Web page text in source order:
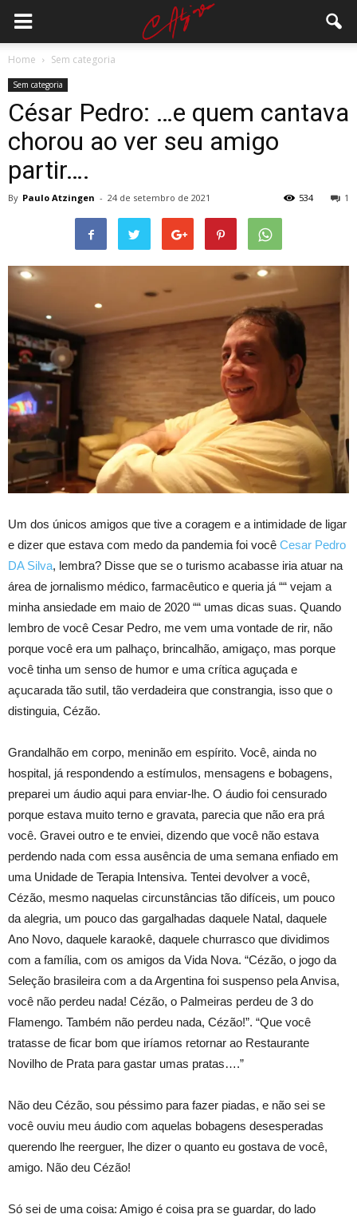
Home Sem categoria
Sem categoria
César Pedro: …e quem cantava
chorou ao ver seu amigo
partir….
By Paulo Atzingen - 24 de setembro de 2021 1
534
Um dos únicos amigos que tive a coragem e a intimidade de ligar
e dizer que estava com medo da pandemia foi você Cesar Pedro
DA Silva, lembra? Disse que se o turismo acabasse iria atuar na
área de jornalismo médico, farmacêutico e queria já ““ vejam a
minha ansiedade em maio de 2020 ““ umas dicas suas. Quando
lembro de você Cesar Pedro, me vem uma vontade de rir, não
porque você era um palhaço, brincalhão, amigaço, mas porque
você tinha um senso de humor e uma crí­tica aguçada e
açucarada tão sutil, tão verdadeira que constrangia, isso que o
distinguia, Cézão.
Grandalhão em corpo, meninão em espí­rito. Você, ainda no
hospital, já respondendo a estí­mulos, mensagens e bobagens,
preparei um áudio aqui para enviar-lhe. O áudio foi censurado
porque estava muito terno e gravata, parecia que não era prá
você. Gravei outro e te enviei, dizendo que você não estava
perdendo nada com essa ausência de uma semana enfiado em
uma Unidade de Terapia Intensiva. Tentei devolver a você,
Cézão, mesmo naquelas circunstâncias tão difí­ceis, um pouco
da alegria, um pouco das gargalhadas daquele Natal, daquele
Ano Novo, daquele karaokê, daquele churrasco que dividimos
com a famí­lia, com os amigos da Vida Nova. “Cézão, o jogo da
Seleção brasileira com a da Argentina foi suspenso pela Anvisa,
você não perdeu nada! Cézão, o Palmeiras perdeu de 3 do
Flamengo. Também não perdeu nada, Cézão!”. “Que você
tratasse de ficar bom que irí­amos retornar ao Restaurante
Novilho de Prata para gastar umas pratas….”
Não deu Cézão, sou péssimo para fazer piadas, e não sei se
você ouviu meu áudio com aquelas bobagens desesperadas
querendo lhe reerguer, lhe dizer o quanto eu gostava de você,
amigo. Não deu Cézão!
Só sei de uma coisa: Amigo é coisa pra se guardar, do lado